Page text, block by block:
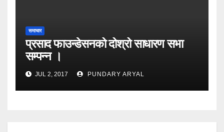
समाचार
प्रसाद फाउन्डेसनको दोश्रो साधारण सभा
सम्पन्न ।
JUL 2, 2017 PUNDARY ARYAL